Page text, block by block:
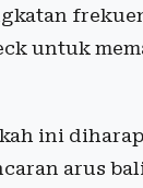
untuk
ini
arus